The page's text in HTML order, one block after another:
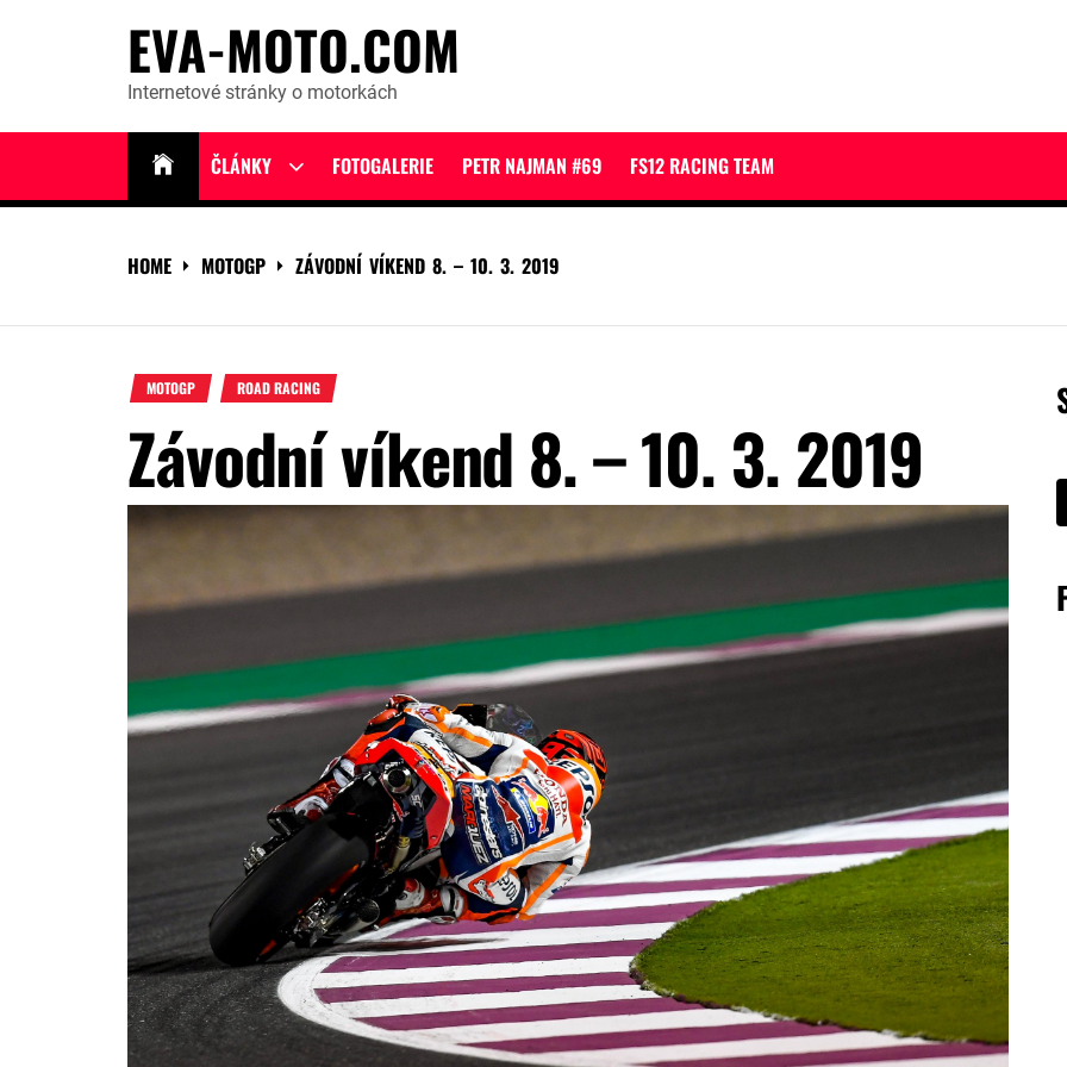
EVA-MOTO.COM
Internetové stránky o motorkách
ČLÁNKY
Show
menu
FOTOGALERIE PETR NAJMAN #69 FS12 RACING TEAM
HOME MOTOGP ZÁVODNÍ VÍKEND 8. – 10. 3. 2019
MOTOGP ROAD RACING
Závodní víkend 8. – 10. 3. 2019